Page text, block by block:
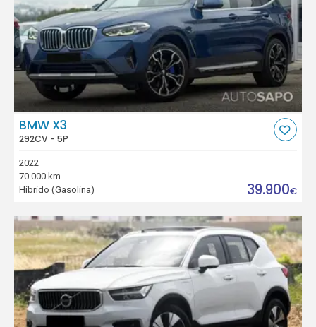
BMW X3
292CV - 5P
2022
70.000 km
Híbrido (Gasolina)
39.900€